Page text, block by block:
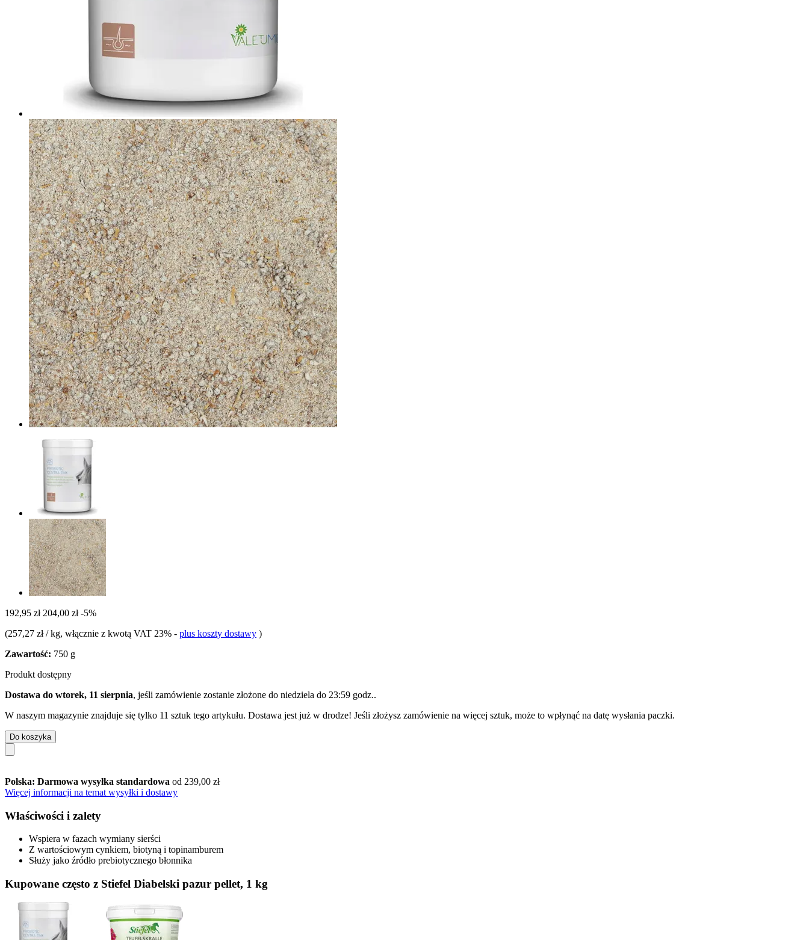
192,95 zł 204,00 zł -5%
(257,27 zł / kg, włącznie z kwotą VAT 23% - plus koszty dostawy )
Zawartość: 750 g
Produkt dostępny
Dostawa do wtorek, 11 sierpnia, jeśli zamówienie zostanie złożone do niedziela do 23:59 godz..
W naszym magazynie znajduje się tylko 11 sztuk tego artykułu. Dostawa jest już w drodze! Jeśli złożysz zamówienie na więcej sztuk, może to wpłynąć na datę wysłania paczki.
Do koszyka
Polska: Darmowa wysyłka standardowa od 239,00 zł
Więcej informacji na temat wysyłki i dostawy
Właściwości i zalety
Wspiera w fazach wymiany sierści
Z wartościowym cynkiem, biotyną i topinamburem
Służy jako źródło prebiotycznego błonnika
Kupowane często z Stiefel Diabelski pazur pellet, 1 kg